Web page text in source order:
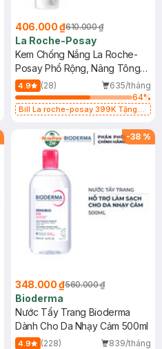
406.000 ₫610.000 ₫
La Roche-Posay
Kem Chống Nắng La Roche-
Posay Phổ Rộng, Nâng Tông
Kiềm Dầu 50ml
4.9 (28)
635/tháng
64%
Bill La roche-posay 399K Tặng
(SL có hạn)
-38 %
348.000 ₫560.000 ₫
Bioderma
Nước Tẩy Trang Bioderma
Dành Cho Da Nhạy Cảm 500ml
4.9 (228) 839/tháng